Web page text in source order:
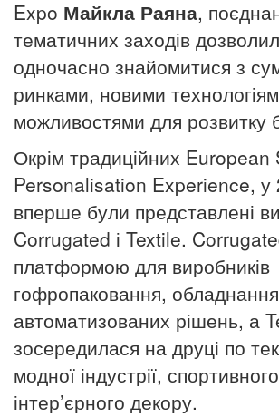
Expo Майкла Раяна,
тематичних заходів
одночасно знайомитися з
ринками, новими
можливостями для розвитку
Окрім традиційних
Personalisation Experience, у
вперше були представлені
Corrugated і Textile.
платформою для виробників
гофропаковання,
автоматизованих рішень, а
зосередилася на друці по
модної індустрії,
інтер’єрного декору.